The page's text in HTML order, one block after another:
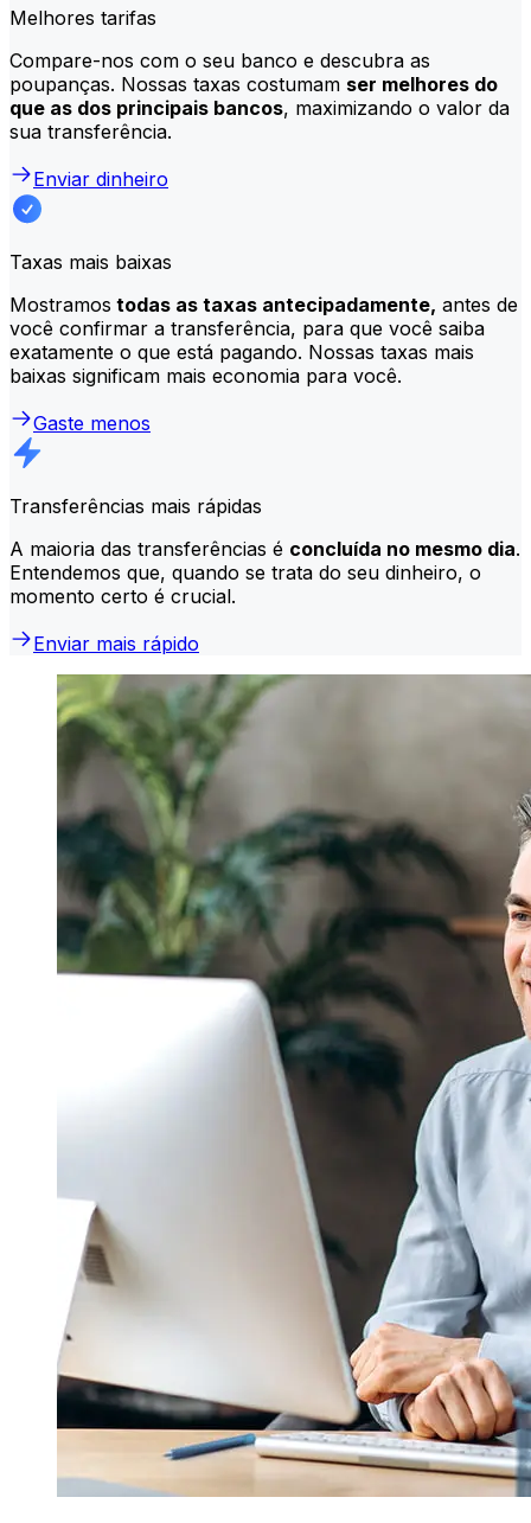
Melhores tarifas
Compare-nos com o seu banco e descubra as
poupanças. Nossas taxas costumam ser melhores do
que as dos principais bancos, maximizando o valor da
sua transferência.
Enviar dinheiro
Taxas mais baixas
Mostramos todas as taxas antecipadamente, antes de
você confirmar a transferência, para que você saiba
exatamente o que está pagando. Nossas taxas mais
baixas significam mais economia para você.
Gaste menos
Transferências mais rápidas
A maioria das transferências é concluída no mesmo dia.
Entendemos que, quando se trata do seu dinheiro, o
momento certo é crucial.
Enviar mais rápido